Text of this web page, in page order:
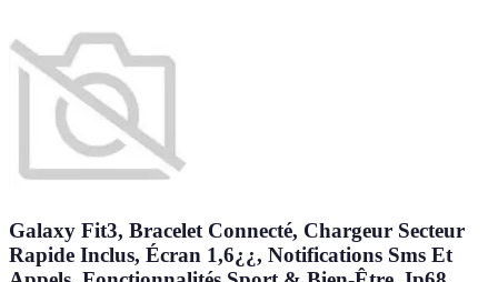
Galaxy Fit3, Bracelet Connecté, Chargeur Secteur
Rapide Inclus, Écran 1,6¿¿, Notifications Sms Et